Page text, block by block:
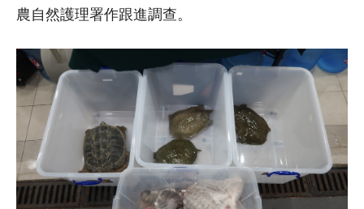
農自然護理署作跟進調查。